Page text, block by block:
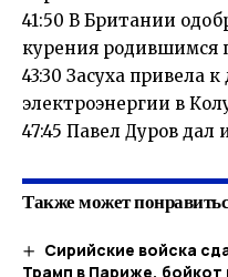
41:50 В Британии
курения родившимся
43:30 Засуха привела
электроэнергии в
47:45 Павел Дуров
Также может
Сирийские войска
Трамп в Париже,